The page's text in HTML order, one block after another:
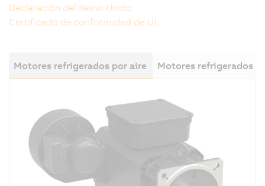
Declaración del Reino Unido
Certificado de conformidad de UL
Motores refrigerados por aire Motores refrigerados